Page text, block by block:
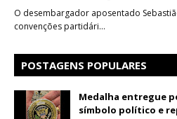
O desembargador aposentado
convenções partidári…
POSTAGENS POPULARES
Medalha entregue
símbolo político e